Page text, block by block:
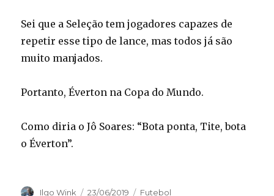
Sei que a Seleção tem jogadores capazes de
repetir esse tipo de lance, mas todos já são
muito manjados.
Portanto, Éverton na Copa do Mundo.
Como diria o Jô Soares: “Bota ponta, Tite, bota
o Éverton”.
Autor
Ilgo Wink
Publicado
23/06/2019 Categorias
Futebol